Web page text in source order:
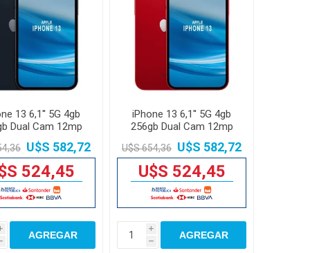
13 6,1'' 5G 4gb
Dual Cam 12mp
U$S 582,72
524,45
AGREGAR
iPhone 13 6,1'' 5G 4gb
256gb Dual Cam 12mp
U$S 654,36 U$S 582,72
U$S 524,45
i
h
AGREGAR